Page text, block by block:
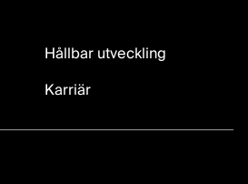
Hållbar utveckling
Karriär